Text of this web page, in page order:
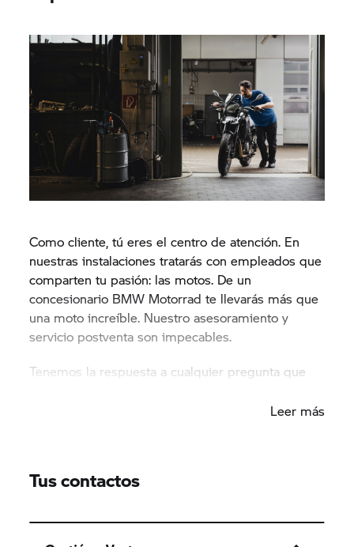
Como cliente, tú eres el centro de atención. En
nuestras instalaciones tratarás con empleados que
comparten tu pasión: las motos. De un
concesionario BMW Motorrad te llevarás más que
una moto increíble. Nuestro asesoramiento y
servicio postventa son impecables.
Tenemos la respuesta a cualquier pregunta que
Leer más
Tus contactos